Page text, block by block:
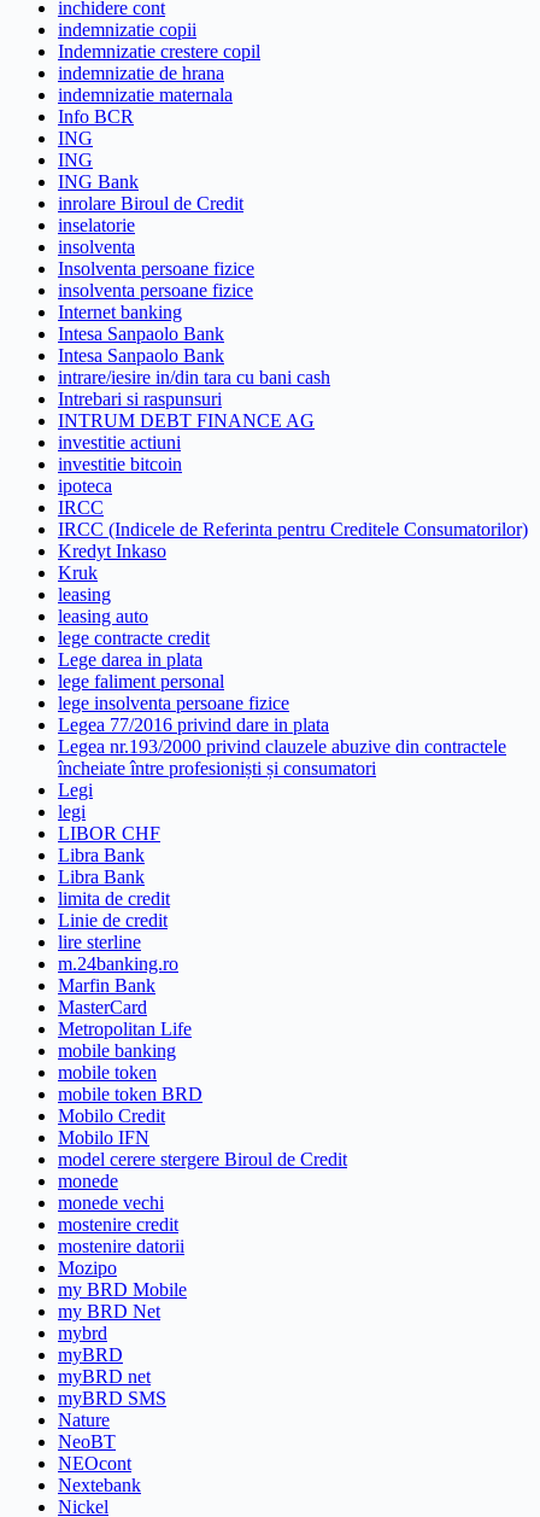
inchidere cont
indemnizatie copii
Indemnizatie crestere copil
indemnizatie de hrana
indemnizatie maternala
Info BCR
ING
ING
ING Bank
inrolare Biroul de Credit
inselatorie
insolventa
Insolventa persoane fizice
insolventa persoane fizice
Internet banking
Intesa Sanpaolo Bank
Intesa Sanpaolo Bank
intrare/iesire in/din tara cu bani cash
Intrebari si raspunsuri
INTRUM DEBT FINANCE AG
investitie actiuni
investitie bitcoin
ipoteca
IRCC
IRCC (Indicele de Referinta pentru Creditele Consumatorilor)
Kredyt Inkaso
Kruk
leasing
leasing auto
lege contracte credit
Lege darea in plata
lege faliment personal
lege insolventa persoane fizice
Legea 77/2016 privind dare in plata
Legea nr.193/2000 privind clauzele abuzive din contractele
încheiate între profesioniști și consumatori
Legi
legi
LIBOR CHF
Libra Bank
Libra Bank
limita de credit
Linie de credit
lire sterline
m.24banking.ro
Marfin Bank
MasterCard
Metropolitan Life
mobile banking
mobile token
mobile token BRD
Mobilo Credit
Mobilo IFN
model cerere stergere Biroul de Credit
monede
monede vechi
mostenire credit
mostenire datorii
Mozipo
my BRD Mobile
my BRD Net
mybrd
myBRD
myBRD net
myBRD SMS
Nature
NeoBT
NEOcont
Nextebank
Nickel